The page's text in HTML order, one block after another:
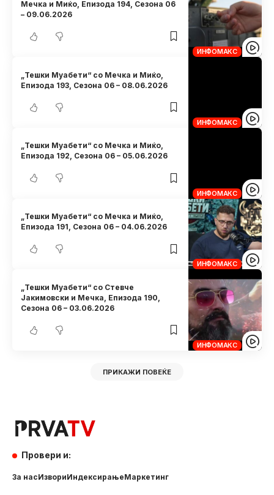
ИНФОМАКС
Мечка и Миќо, Eпизода 194, Сезона 06
– 09.06.2026
ИНФОМАКС
„Тешки Муабети“ со Мечка и Миќо,
Eпизода 193, Сезона 06 – 08.06.2026
ИНФОМАКС
„Тешки Муабети“ со Мечка и Миќо,
Eпизода 192, Сезона 06 – 05.06.2026
ИНФОМАКС
„Тешки Муабети“ со Мечка и Миќо,
Eпизода 191, Сезона 06 – 04.06.2026
ИНФОМАКС
„Тешки Муабети“ со Стевче
Јакимовски и Мечка, Eпизода 190,
Сезона 06 – 03.06.2026
ПРИКАЖИ ПОВЕЌЕ
Провери и:
За насИзвориИндексирањеМаркетинг